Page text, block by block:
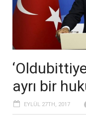
ayrı bir
EYLÜL 27TH, 2017